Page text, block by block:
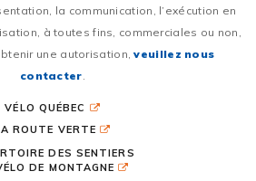
la communication, l’exécution en
à toutes fins, commerciales ou non,
une autorisation,veuillez nous
contacter
VÉLO QUÉBEC
ROUTE VERTE
DES SENTIERS
DE MONTAGNE